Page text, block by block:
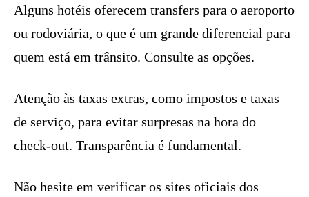
Alguns hotéis oferecem transfers para o aeroporto
ou rodoviária, o que é um grande diferencial para
quem está em trânsito. Consulte as opções.
Atenção às taxas extras, como impostos e taxas
de serviço, para evitar surpresas na hora do
check-out. Transparência é fundamental.
Não hesite em verificar os sites oficiais dos